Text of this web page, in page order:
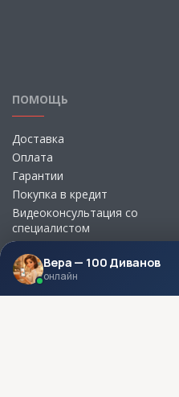
ПОМОЩЬ
Доставка
Оплата
Гарантии
Покупка в кредит
Видеоконсультация со
специалистом
Выбор ткани для мебели без
визита в магазин
МЫ В СОЦСЕТЯХ
Вера — 100 Диванов
онлайн